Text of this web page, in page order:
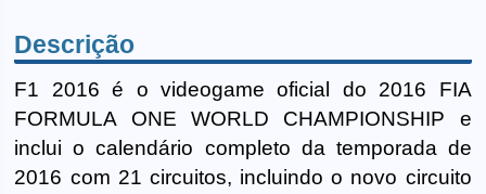
Descrição
F1 2016 é o videogame oficial do 2016 FIA
FORMULA ONE WORLD CHAMPIONSHIP e
inclui o calendário completo da temporada de
2016 com 21 circuitos, incluindo o novo circuito